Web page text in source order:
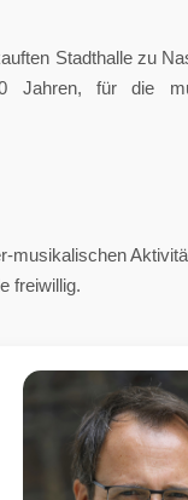
Stadthalle zu
Jahren, für die
musikalischen
freiwillig.